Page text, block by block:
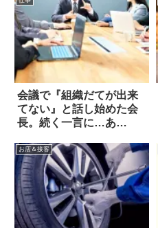
会議で『組織だてが出来
てない』と話し始めた会
長。続く一言に…あ
お店＆接客